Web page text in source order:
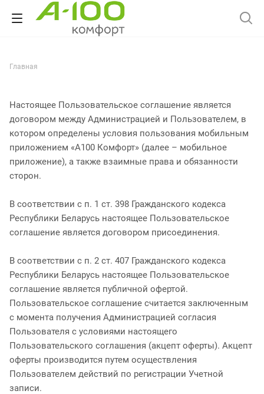
Главная
Настоящее Пользовательское соглашение является
договором между Администрацией и Пользователем, в
котором определены условия пользования мобильным
приложением «А100 Комфорт» (далее – мобильное
приложение), а также взаимные права и обязанности
сторон.
В соответствии с п. 1 ст. 398 Гражданского кодекса
Республики Беларусь настоящее Пользовательское
соглашение является договором присоединения.
В соответствии с п. 2 ст. 407 Гражданского кодекса
Республики Беларусь настоящее Пользовательское
соглашение является публичной офертой.
Пользовательское соглашение считается заключенным
с момента получения Администрацией согласия
Пользователя с условиями настоящего
Пользовательского соглашения (акцепт оферты). Акцепт
оферты производится путем осуществления
Пользователем действий по регистрации Учетной
записи.